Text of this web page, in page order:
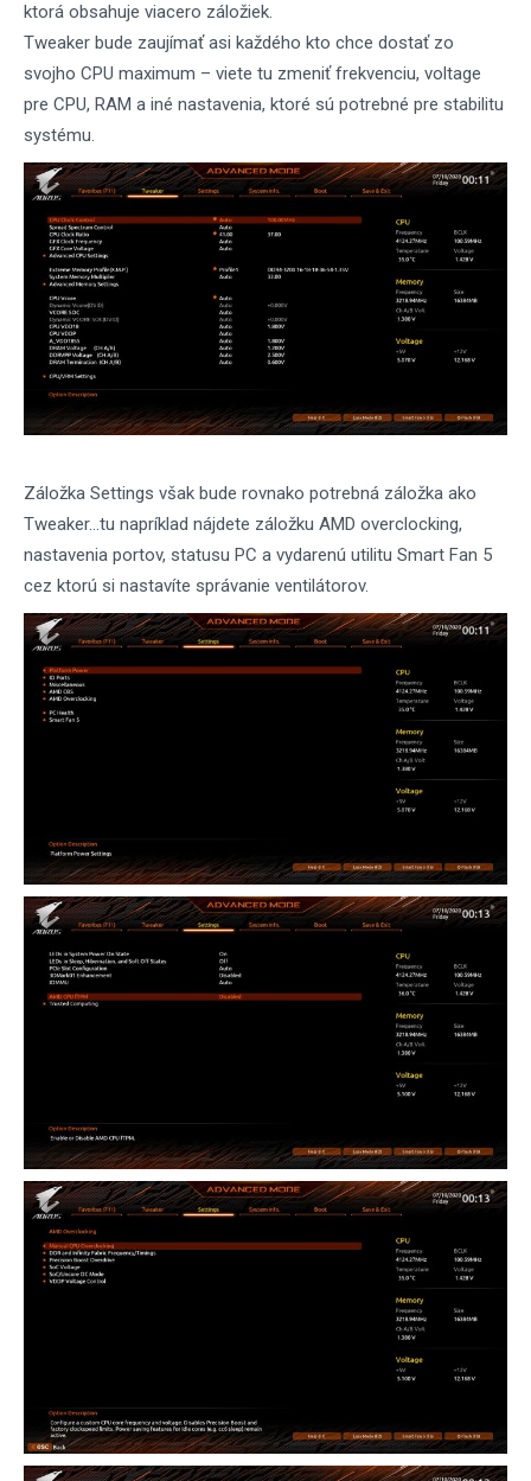
ktorá obsahuje viacero záložiek.
Tweaker bude zaujímať asi každého kto chce dostať zo
svojho CPU maximum – viete tu zmeniť frekvenciu, voltage
pre CPU, RAM a iné nastavenia, ktoré sú potrebné pre stabilitu
systému.
Záložka Settings však bude rovnako potrebná záložka ako
Tweaker...tu napríklad nájdete záložku AMD overclocking,
nastavenia portov, statusu PC a vydarenú utilitu Smart Fan 5
cez ktorú si nastavíte správanie ventilátorov.